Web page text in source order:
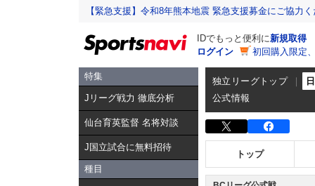
【緊急支援】令和8年熊本地震 緊急支援募金にご協力
IDでもっと便利に新規取得
ログイン
初回購入限定
特集
Jリーグ戦力 徹底分析
仙台育英監督 名将対談
J国立試合に無料招待
種目
独立リーグトップ
公式情報
トップ